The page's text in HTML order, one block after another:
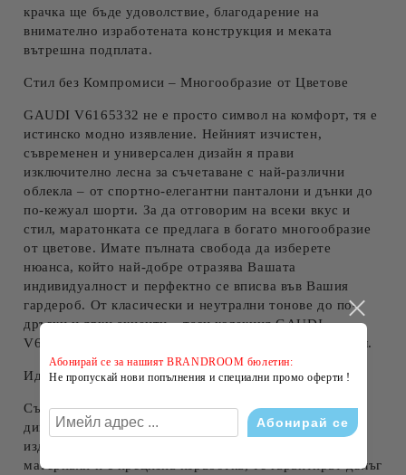
крачка ще бъде удоволствие, благодарение на
внимателно изработената конструкция имеката
вътрешна подплата.
Стил без Компромиси – Многообразие от Цветове
GAUDI V6165332 не е просто символ на комфорт, тя е
истинско модно изявление. Нейниятизчистен,
съвременен и универсален дизайн я прави
изключително лесна за съчетаване с най-различни
облекла – от спортно-елегантни панталони и дънки до
по-кежуал шорти. За да отговорим на всеки вкус и
стил, маратонката се предлага в богато многообразие
от цветове. Имате пълната свобода да изберете
нюанса, който най-добре отразява Вашата
индивидуалност и перфектно се вписва във Вашия
гардероб. От класически и неутрални тонове до по-
дръзки и ярки акценти –тази колекцияGAUDI
V6165332 е създадена да допълни уникалния Ви стил.
Идеални за Всяка Ежедневна Активност
Създадени да издържат на предизвикателствата на
динамичния живот, тези маратонки саизключително
издръжливи
материали и с прецизна изработка, те гарантират дълъг
Абонирай се за нашият BRANDROOM бюлетин:
Не пропускай нови попълнения и специални промо оферти !